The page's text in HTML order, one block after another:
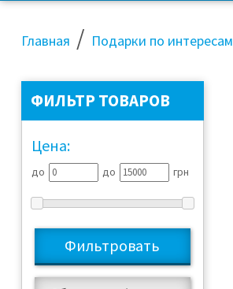
Главная / Подарки по
ФИЛЬТР ТОВАРОВ
Цена:
до до грн